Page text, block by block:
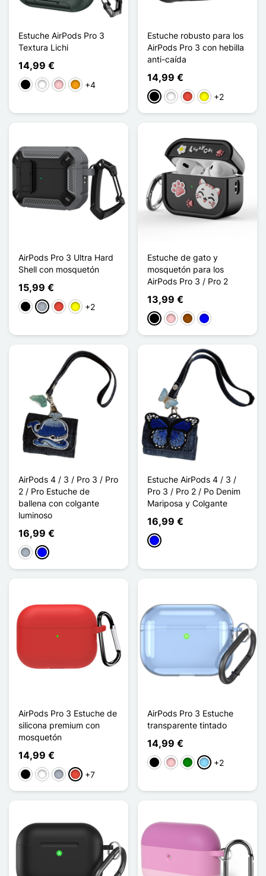
Estuche AirPods Pro 3
Textura Lichi
14,99 €
NegroBlancoRosaNaranja
+4
Estuche robusto para los
AirPods Pro 3 con hebilla
anti-caída
14,99 €
NegroBlancoRojoAmarillo
+2
AirPods Pro 3 Ultra Hard
Shell con mosquetón
15,99 €
Negro
Gris RojoAmarillo
+2
Estuche de gato y
mosquetón para los
AirPods Pro 3 / Pro 2
13,99 €
NegroRosaMarrón
Azul
AirPods 4 / 3 / Pro 3 / Pro
2 / Pro Estuche de
ballena con colgante
luminoso
16,99 €
Gris Azul
Estuche AirPods 4 / 3 /
Pro 3 / Pro 2 / Po Denim
Mariposa y Colgante
16,99 €
Azul
AirPods Pro 3 Estuche de
silicona premium con
mosquetón
14,99 €
NegroBlanco
Gris Rojo+7
AirPods Pro 3 Estuche
transparente tintado
14,99 €
NegroRosaVerdeAzul claro
+2